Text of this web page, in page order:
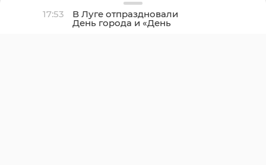
17:53 В Луге отпраздновали
День города и «День
детства»